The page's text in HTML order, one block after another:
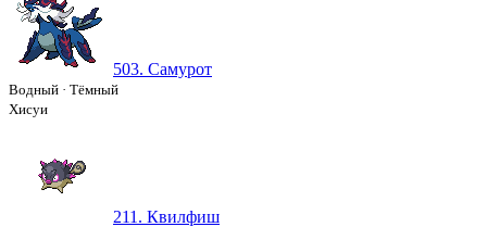
503. Самурот
Водный · Тёмный
Хисуи
211. Квилфиш